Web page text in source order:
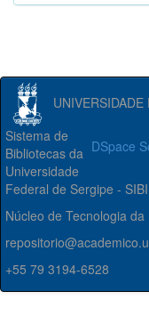
DSpace
Sistema de
Bibliotecas da
Universidade
Federal de Sergipe -
Núcleo de Tecnologia
+55 79 3194-6528